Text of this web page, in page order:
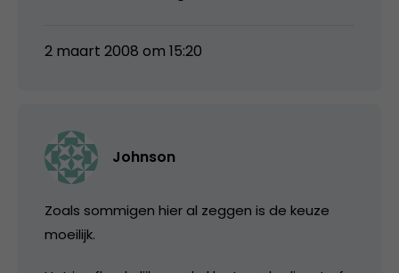
2 maart 2008 om 15:20
Johnson
Zoals sommigen hier al zeggen is de keuze
moeilijk.